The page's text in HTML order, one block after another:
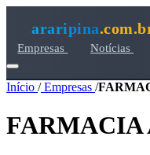
araripina
Empresas Notícias
Início /Empresas /
FARMACIA